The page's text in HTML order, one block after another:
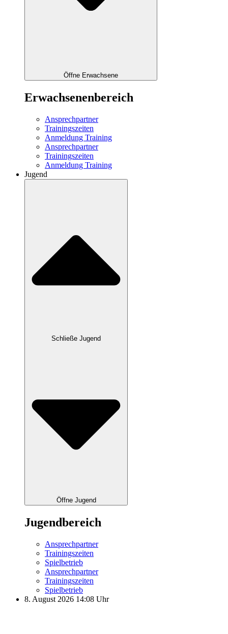
Öffne Erwachsene
Erwachsenenbereich
Ansprechpartner
Trainingszeiten
Anmeldung Training
Ansprechpartner
Trainingszeiten
Anmeldung Training
Jugend
Schließe Jugend
Öffne Jugend
Jugendbereich
Ansprechpartner
Trainingszeiten
Spielbetrieb
Ansprechpartner
Trainingszeiten
Spielbetrieb
8. August 2026 14:08 Uhr